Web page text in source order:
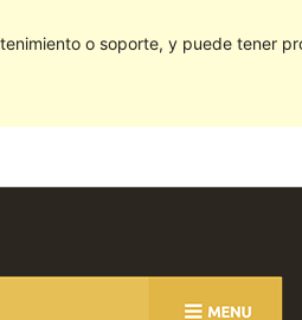
o soporte, y puede tener